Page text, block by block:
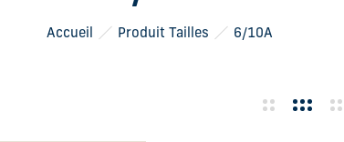
Accueil Produit Tailles 6/10A